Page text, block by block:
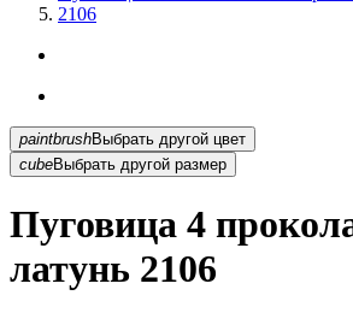
2106
paintbrush
Выбрать другой цвет
cubeВыбрать другой размер
Пуговица 4
латунь 2106